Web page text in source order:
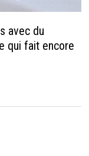
avec du
qui fait encore